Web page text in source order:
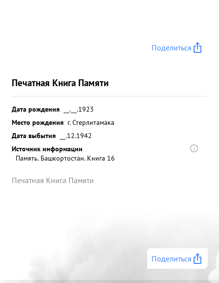
Поделиться
Печатная Книга Памяти
Дата рождения
__.__.1923
Место рождения г. Стерлитамака
Дата выбытия
__.12.1942
Источник информации
Память. Башкортостан. Книга 16
Печатная Книга Памяти
Поделиться